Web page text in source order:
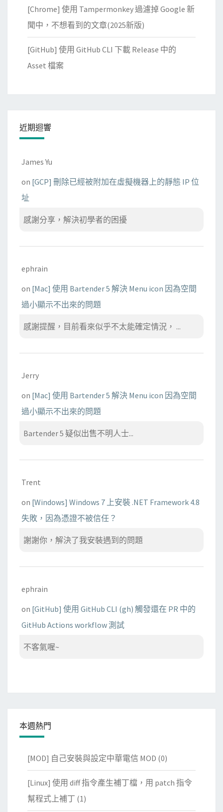
[Chrome] 使用 Tampermonkey 過濾掉 Google 新
聞中，不想看到的文章(2025新版)
[GitHub] 使用 GitHub CLI 下載 Release 中的
Asset 檔案
近期迴響
James Yu
on [GCP] 刪除已經被附加在虛擬機器上的靜態 IP 位
址
感謝分享，解決初學者的困擾
ephrain
on [Mac] 使用 Bartender 5 解決 Menu icon 因為空間
過小顯示不出來的問題
感謝提醒，目前看來似乎不太能確定情況， ...
Jerry
on [Mac] 使用 Bartender 5 解決 Menu icon 因為空間
過小顯示不出來的問題
Bartender 5 疑似出售不明人士...
Trent
on [Windows] Windows 7 上安裝 .NET Framework 4.8
失敗，因為憑證不被信任？
謝謝你，解決了我安裝遇到的問題
ephrain
on [GitHub] 使用 GitHub CLI (gh) 觸發還在 PR 中的
GitHub Actions workflow 測試
不客氣喔~
本週熱門
[MOD] 自己安裝與設定中華電信 MOD (0)
[Linux] 使用 diff 指令產生補丁檔，用 patch 指令
幫程式上補丁 (1)